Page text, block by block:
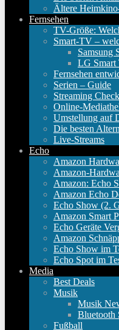
Ältere
Fernsehen
TV-Größe:
Smart-TV –
Samsung
LG Smart
Fernsehen
Serien – Guide
Streaming
Online-
Umstellung auf
Die besten
Live-Streams
Echo
Amazon
Amazon-
Amazon: Echo
Amazon Echo
Echo Show (2.
Amazon Smart
Echo Geräte
Amazon
Echo Show im
Echo Spot im
Media
Best Deals
Musik
Musik
Bluetooth
Fußball